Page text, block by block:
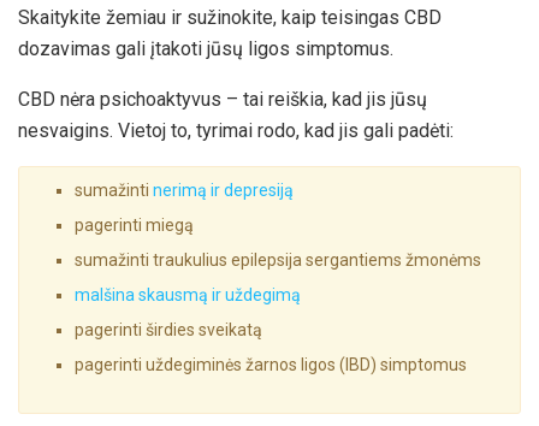
Skaitykite žemiau ir sužinokite, kaip teisingas CBD
dozavimas gali įtakoti jūsų ligos simptomus.
CBD nėra psichoaktyvus – tai reiškia, kad jis jūsų
nesvaigins. Vietoj to, tyrimai rodo, kad jis gali padėti:
sumažinti nerimą ir depresiją
pagerinti miegą
sumažinti traukulius epilepsija sergantiems žmonėms
malšina skausmą ir uždegimą
pagerinti širdies sveikatą
pagerinti uždegiminės žarnos ligos (IBD) simptomus